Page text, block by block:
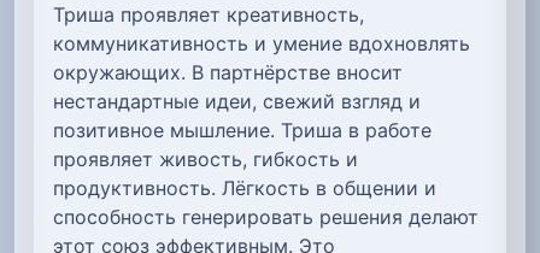
Триша проявляет креативность,
коммуникативность и умение вдохновлять
окружающих. В партнёрстве вносит
нестандартные идеи, свежий взгляд и
позитивное мышление. Триша в работе
проявляет живость, гибкость и
продуктивность. Лёгкость в общении и
способность генерировать решения делают
этот союз эффективным. Это